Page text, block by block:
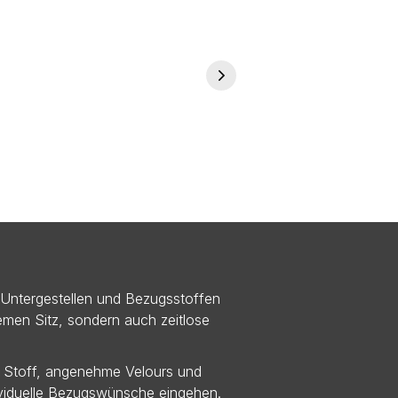
und Bezugsstoffen
Sitz, sondern auch zeitlose
angenehme Velours und
Bezugswünsche eingehen.